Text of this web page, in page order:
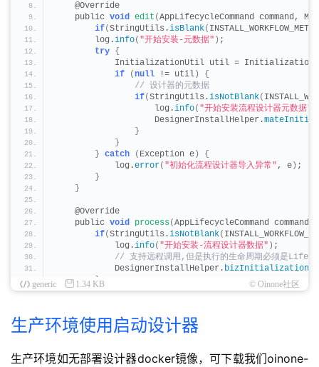
    @Override
    public
void edit (AppLifecycleCommand command, Map
if(StringUtils.isBlank(
        log.
info( "开始安装-元数据" ) ;
try {
InitializationUtil util =
if
(null != util )
{
// 设计器的元数据
if(StringUtils.isNotBlank(
                    log.
info( "开始安装流程设计器元数据"
                    DesignerInstallHelper.
}
}
} catch ( Exception e )
{
            log.
error( "初始化流程设计器导入异常" , e ) ;
}
}
    @Override
    public
void process(AppLifecycleCommand command,
if(StringUtils.isNotBlank(
            log.
info( "开始安装-流程设计器数据" ) ;
// 支持远程调用,但是执行的生命周期必须是
            DesignerInstallHelper.
bizInitialization
}
}
generic 1.34 KB © Oinone社区
生产环境使用启动设计器
生产环境如无部署设计器docker镜像，可下载我们oinone-